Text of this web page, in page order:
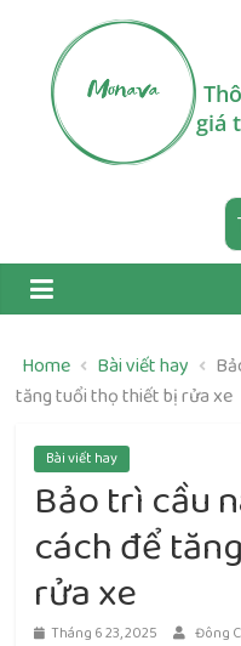
content
giá
Home Bài viết hay
tăng tuổi thọ thiết bị rửa xe
Bài viết hay
Bảo trì cầu
cách để
rửa xe
Tháng 6 23, 2025 Đông